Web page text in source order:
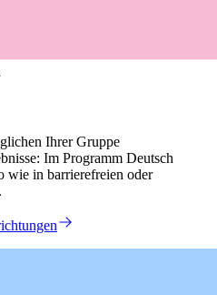
Ihrer Gruppe
Im Programm Deutsch
wie in barrierefreien oder